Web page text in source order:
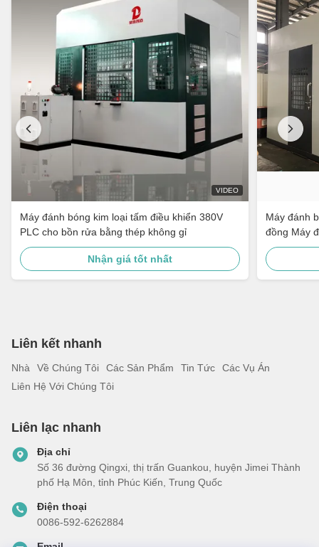
VIDEO
Máy đánh bóng kim loại tấm điều khiển 380V
PLC cho bồn rửa bằng thép không gỉ
Nhận giá tốt nhất
Máy đánh
đồng Máy
bị đánh
Liên kết nhanh
Nhà Về Chúng Tôi Các Sản Phẩm Tin Tức
Các Vụ Án
Liên Hệ Với Chúng Tôi
Liên lạc nhanh
Địa chỉ
Số 36 đường Qingxi, thị trấn Guankou, huyện Jimei Thành
phố Hạ Môn, tỉnh Phúc Kiến, Trung Quốc
Điện thoại
0086-592-6262884